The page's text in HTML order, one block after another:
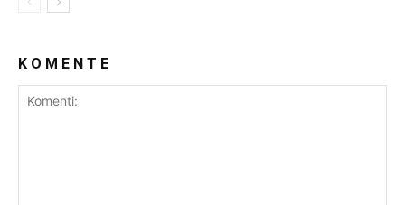
K O M E N T E